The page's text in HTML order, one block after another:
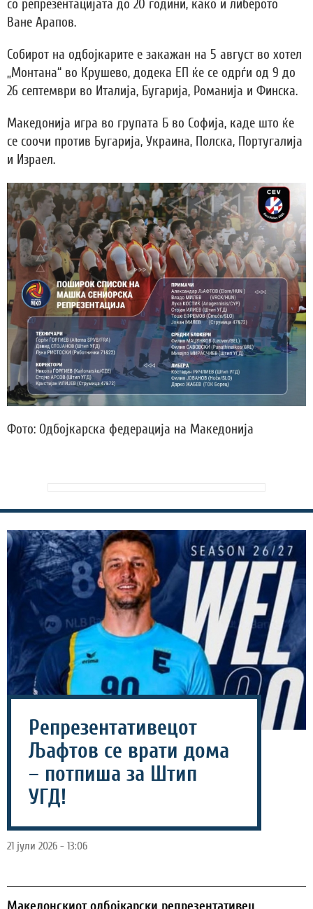
со репрезентацијата до 20 години, како и либерото
Ване Арапов.
Собирот на одбојкарите е закажан на 5 август во хотел
„Монтана“ во Крушево, додека ЕП ќе се одрѓи од 9 до
26 септември во Италија, Бугарија, Романија и Финска.
Македонија игра во групата Б во Софија, каде што ќе
се соочи против Бугарија, Украина, Полска, Португалија
и Израел.
Фото: Одбојкарска федерација на Македонија
Репрезентативецот
Љафтов се врати дома
– потпиша за Штип
УГД!
21 јули 2026 - 13:06